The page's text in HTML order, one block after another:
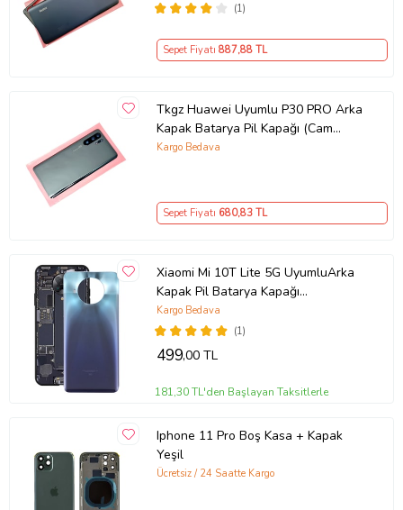
(1)
Sepet Fiyatı 887,88 TL
Tkgz Huawei Uyumlu P30 PRO Arka
Kapak Batarya Pil Kapağı (Cam
Kamera Camı) SİYAH
Kargo Bedava
Sepet Fiyatı 680,83 TL
Xiaomi Mi 10T Lite 5G UyumluArka
Kapak Pil Batarya Kapağı
M2007J17G (Mavi)
(1)
Kargo Bedava
499,00 TL
181,30 TL'den Başlayan Taksitlerle
Iphone 11 Pro Boş Kasa + Kapak
Yeşil
Ücretsiz / 24 Saatte Kargo